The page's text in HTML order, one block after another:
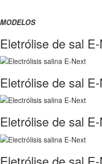
MODELOS
Eletrólise de sal
Eletrólise de sal
Eletrólise de sal